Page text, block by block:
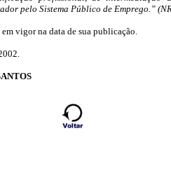
pelo Sistema Público de Emprego.”
vigor na data de sua publicação.